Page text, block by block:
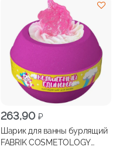
263,90 ₽
Шарик для ванны бурлящий
FABRIK COSMETOLOGY